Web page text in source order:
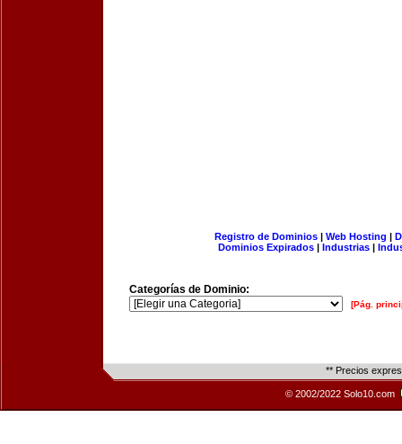
Registro de Dominios| Web Hosting |
Dominios Expirados | Industrias |
Categorías de Dominio:
[Pág.
** Precios
© 2002/2022 Solo10.com